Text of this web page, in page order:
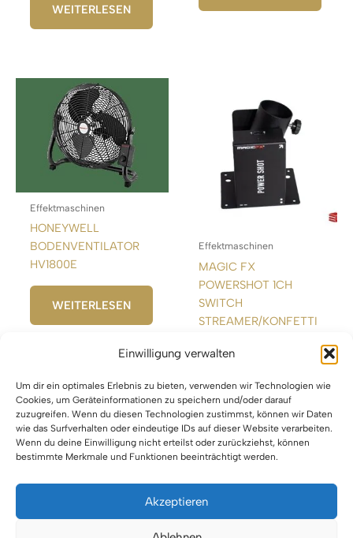
Einwilligung verwalten
Um dir ein optimales Erlebnis zu bieten, verwenden wir Technologien wie
Cookies, um Geräteinformationen zu speichern und/oder darauf
zuzugreifen. Wenn du diesen Technologien zustimmst, können wir Daten
wie das Surfverhalten oder eindeutige IDs auf dieser Website verarbeiten.
Wenn du deine Einwilligung nicht erteilst oder zurückziehst, können
bestimmte Merkmale und Funktionen beeinträchtigt werden.
Akzeptieren
WEITERLESEN
Effektmaschinen
HONEYWELL
BODENVENTILATOR
HV1800E
WEITERLESEN
Effektmaschinen
MAGIC FX
POWERSHOT 1CH
SWITCH
STREAMER/KONFETTI
WEITERLESEN
Impressum